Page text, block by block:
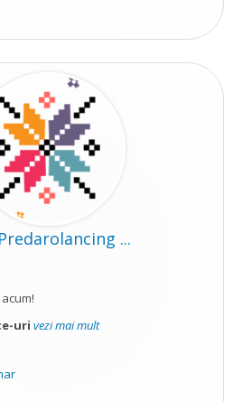
...
uri vezi mai mult